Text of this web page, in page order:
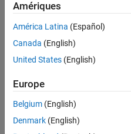
Amériques
América Latina (Español)
Canada (English)
United States (English)
Europe
Belgium (English)
Denmark (English)
Lutte anti-piratage
© 1994-2026 The MathWorks,